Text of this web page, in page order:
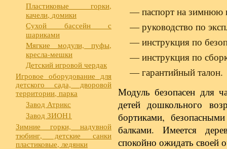
Пластиковые горки,
качели, домики
Сухой бассейн с
шариками
Мягкие модули, пуфы,
кресла-мешки
Детский игровой чердак
Игровое оборудование для
детского сада, дворовой
территории, парка
Завод Атрикс
Завод ЗИОН1
Зимние горки, надувной
тюбинг, детские санки
пластиковые, ледянки
— паспорт на зимнюю
— руководство по
— инструкция по
— инструкция по
— гарантийный талон.
Модуль безопасен для
детей дошкольного
бортиками,
балками. Имеется
спокойно ожидать своей